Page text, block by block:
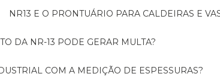
NR13 E O PRONTUÁRIO PARA CALDEIRAS E
DA NR-13 PODE GERAR MULTA?
COM A MEDIÇÃO DE ESPESSURAS?